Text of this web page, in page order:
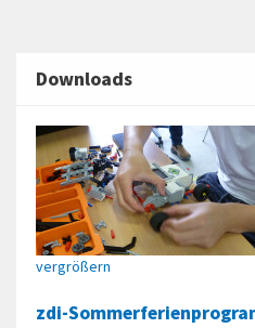
Downloads
vergrößern
zdi-